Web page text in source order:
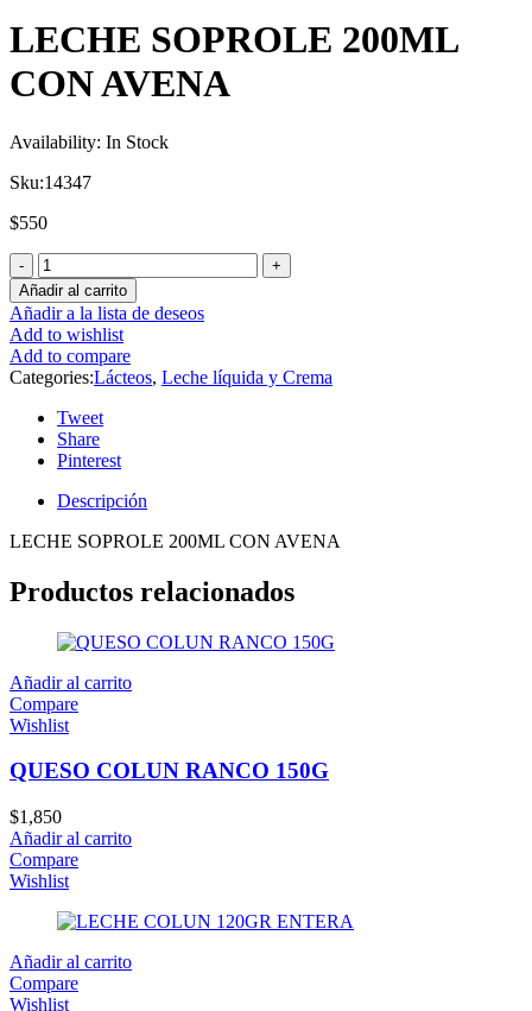
LECHE SOPROLE 200ML
CON AVENA
Availability: In Stock
Sku:14347
$550
Añadir al carrito
Añadir a la lista de deseos
Add to wishlist
Add to compare
Categories:Lácteos, Leche líquida y Crema
Tweet
Share
Pinterest
Descripción
LECHE SOPROLE 200ML CON AVENA
Productos relacionados
Añadir al carrito
Compare
Wishlist
QUESO COLUN RANCO 150G
$1,850
Añadir al carrito
Compare
Wishlist
Añadir al carrito
Compare
Wishlist